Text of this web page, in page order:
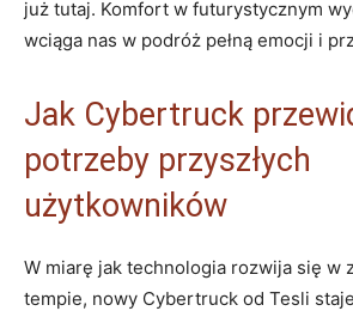
już tutaj. ⁢Komfort w futurystycznym
wciąga nas w podróż pełną emocji i
Jak ⁣Cybertruck
potrzeby​ przyszłych
użytkowników
W miarę jak ⁢technologia rozwija się w
tempie,​ nowy Cybertruck od Tesli